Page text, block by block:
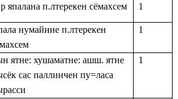
япалана п.лтерекен сёмахсем 1
нумайине п.лтерекен
1
ятне: хушаматне: ашш. ятне
сас паллинчен пу=ласа
1